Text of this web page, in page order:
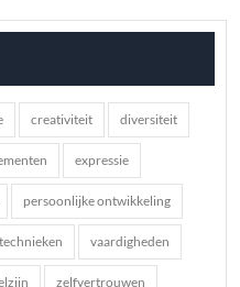
creativiteit diversiteit
expressie
persoonlijke ontwikkeling
technieken vaardigheden
zelfvertrouwen